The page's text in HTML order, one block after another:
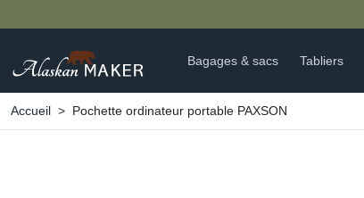
Bagages & sacs Tabliers
Accueil Pochette ordinateur portable PAXSON